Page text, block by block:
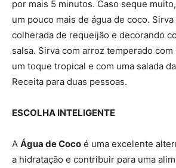
por mais 5 minutos. Caso seque
um pouco mais de água de coco.
colherada de requeijão e decorando
salsa. Sirva com arroz temperado com
um toque tropical e com uma salada
Receita para duas pessoas.
ESCOLHA INTELIGENTE
A Água de Coco é uma excelente
a hidratação e contribuir para uma